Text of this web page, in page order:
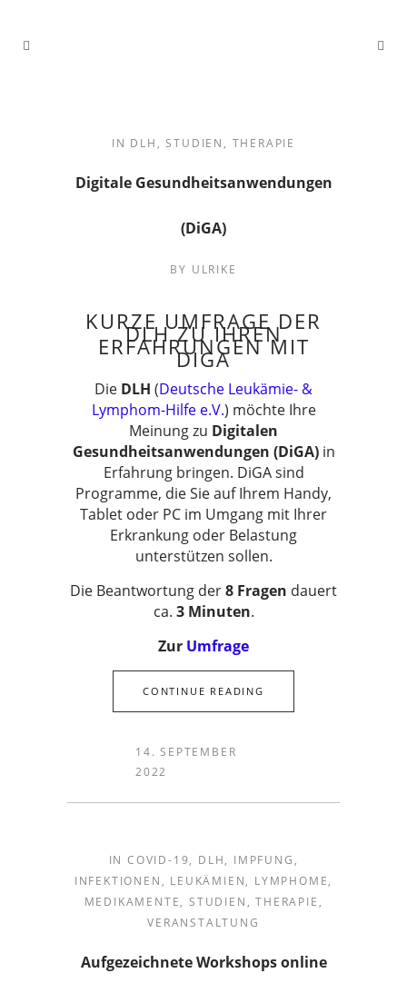
IN DLH ,STUDIEN , THERAPIE
Digitale Gesundheitsanwendungen
(DiGA)
BY ULRIKE
KURZE UMFRAGE DER
DLH ZU IHREN
ERFAHRUNGEN MIT
DIGA
Die DLH (Deutsche Leukämie- &
Lymphom-Hilfe e.V.) möchte Ihre
Meinung zu Digitalen
Gesundheitsanwendungen (DiGA)in
Erfahrung bringen. DiGA sind
Programme, die Sie auf Ihrem Handy,
Tablet oder PC im Umgang mit Ihrer
Erkrankung oder Belastung
unterstützen sollen.
Die Beantwortung der8 Fragen dauert
ca. 3 Minuten.
Zur Umfrage
CONTINUE READING
14. SEPTEMBER
2022
IN COVID-19, DLH, IMPFUNG ,
INFEKTIONEN , LEUKÄMIEN, LYMPHOME,
MEDIKAMENTE, STUDIEN ,THERAPIE ,
VERANSTALTUNG
Aufgezeichnete Workshops online